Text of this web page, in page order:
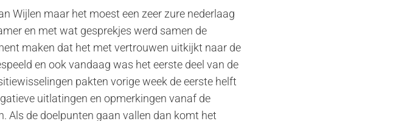
Wijlen maar het moest een zeer zure nederlaag
en met wat gesprekjes werd samen de
maken dat het met vertrouwen uitkijkt naar de
en ook vandaag was het eerste deel van de
pakten vorige week de eerste helft
uitlatingen en opmerkingen vanaf de
Als de doelpunten gaan vallen dan komt het